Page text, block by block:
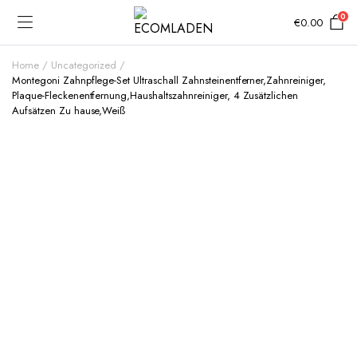
€0.00 0
Home
Uncategorized
Montegoni Zahnpflege-Set Ultraschall Zahnsteinentferner,Zahnreiniger,
Plaque-Fleckenentfernung,Haushaltszahnreiniger, 4 Zusätzlichen
Aufsätzen Zu hause,Weiß